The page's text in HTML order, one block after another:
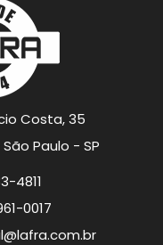
Costa, 35
Paulo - SP
4811
0017